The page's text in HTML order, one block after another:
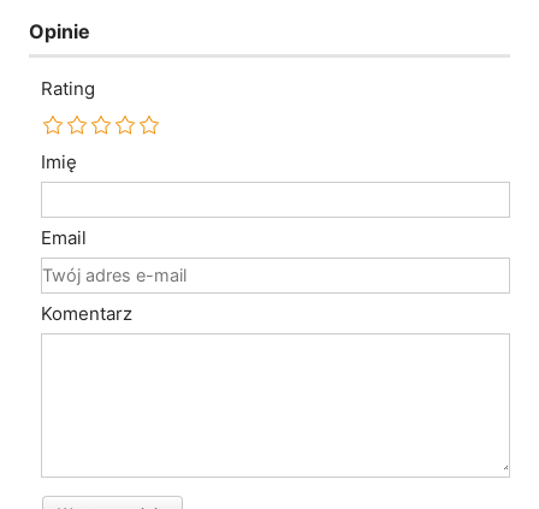
Opinie
Rating
Imię
Email
Komentarz